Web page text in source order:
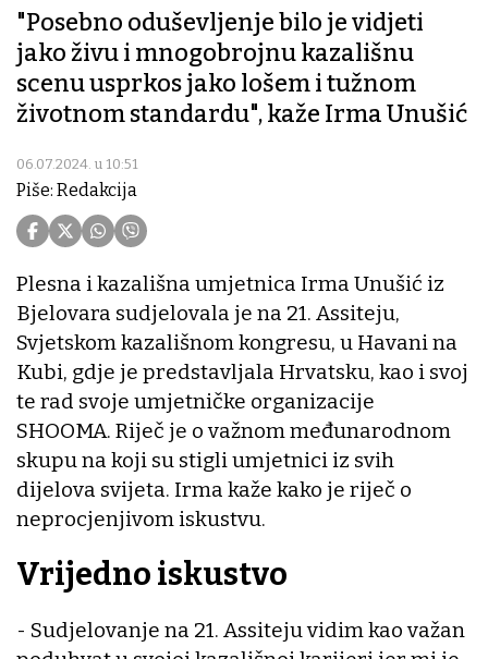
"Posebno oduševljenje bilo je vidjeti
jako živu i mnogobrojnu kazališnu
scenu usprkos jako lošem i tužnom
životnom standardu", kaže Irma Unušić
06.07.2024. u 10:51
Piše: Redakcija
Plesna i kazališna umjetnica Irma Unušić iz
Bjelovara sudjelovala je na 21. Assiteju,
Svjetskom kazališnom kongresu, u Havani na
Kubi, gdje je predstavljala Hrvatsku, kao i svoj
te rad svoje umjetničke organizacije
SHOOMA. Riječ je o važnom međunarodnom
skupu na koji su stigli umjetnici iz svih
dijelova svijeta. Irma kaže kako je riječ o
neprocjenjivom iskustvu.
Vrijedno iskustvo
- Sudjelovanje na 21. Assiteju vidim kao važan